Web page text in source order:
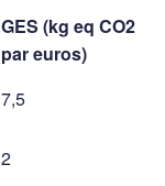
GES (kg eq CO2
par euros)
7,5
2